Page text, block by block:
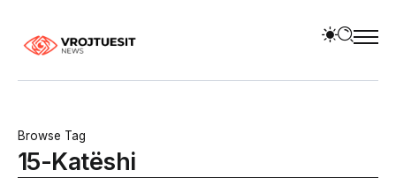
Browse Tag
15-Katëshi